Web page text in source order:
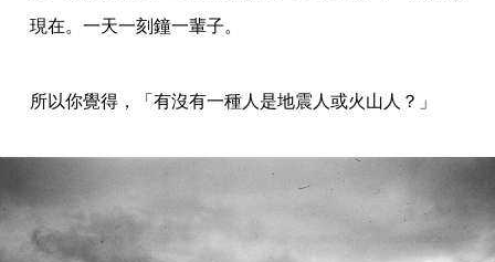
現在。一天一刻鐘一輩子。
所以你覺得，「有沒有一種人是地震人或火山人？」